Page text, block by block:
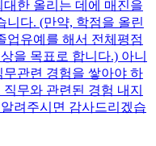
한 올리는 데에 매진을
니다. (만약, 학점을 올린
업유예를 해서 전체평점
을 목표로 합니다.) 아니
관련 경험을 쌓아야 하
무와 관련된 경험 내지
려주시면 감사드리겠습